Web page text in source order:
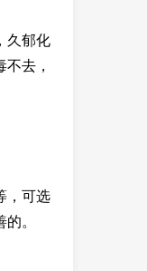
久郁化
去，
，可选
。